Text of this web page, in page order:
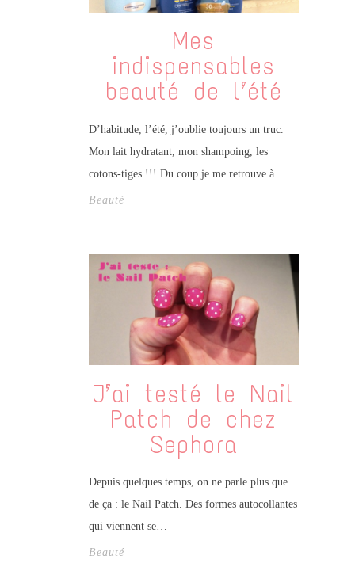
Mes
indispensables
beauté de l’été
D’habitude, l’été, j’oublie toujours un truc.
Mon lait hydratant, mon shampoing, les
cotons-tiges !!! Du coup je me retrouve à…
Beauté
J’ai testé le Nail
Patch de chez
Sephora
Depuis quelques temps, on ne parle plus que
de ça : le Nail Patch. Des formes autocollantes
qui viennent se…
Beauté